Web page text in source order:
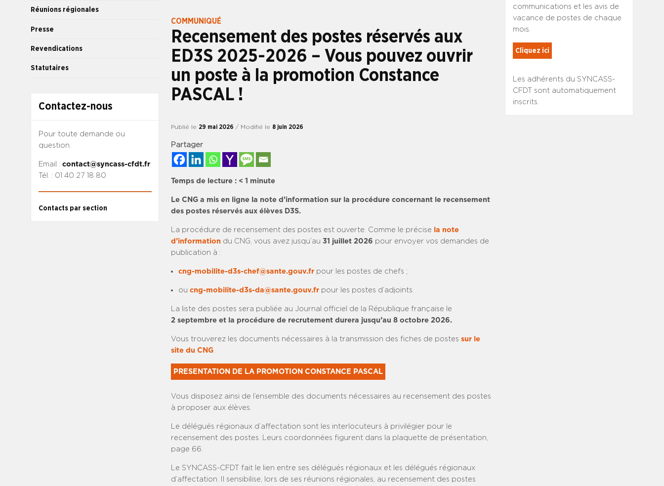
Réunions régionales
Presse
Revendications
Statutaires
Contactez-nous
Pour toute demande ou
question.
Email : contact@syncass-cfdt.fr
Tél. : 01 40 27 18 80
Contacts par section
COMMUNIQUÉ
Recensement des postes réservés aux
ED3S 2025-2026 – Vous pouvez ouvrir
un poste à la promotion Constance
PASCAL !
Publié le 29 mai 2026 / Modifié le 8 juin 2026
Partager
Temps de lecture : < 1 minute
Le CNG a mis en ligne la note d’information sur la procédure concernant le recensement
des postes réservés aux élèves D3S.
La procédure de recensement des postes est ouverte. Comme le précise la note
d’information du CNG, vous avez jusqu’au 31 juillet 2026 pour envoyer vos demandes de
publication à :
cng-mobilite-d3s-chef@sante.gouv.fr pour les postes de chefs ;
ou cng-mobilite-d3s-da@sante.gouv.fr pour les postes d’adjoints.
La liste des postes sera publiée au Journal officiel de la République française le
2 septembre et la procédure de recrutement durera jusqu’au 8 octobre 2026.
Vous trouverez les documents nécessaires à la transmission des fiches de postes sur le
site du CNG
PRESENTATION DE LA PROMOTION CONSTANCE PASCAL
Vous disposez ainsi de l’ensemble des documents nécessaires au recensement des postes
à proposer aux élèves.
Le délégués régionaux d’affectation sont les interlocuteurs à privilégier pour le
recensement des postes. Leurs coordonnées figurent dans la plaquette de présentation,
page 66.
Le SYNCASS-CFDT fait le lien entre ses délégués régionaux et les délégués régionaux
d’affectation. Il sensibilise, lors de ses réunions régionales, au recensement des postes
communications et les avis de
vacance de postes de chaque
mois.
Cliquez ici
Les adhérents du SYNCASS-
CFDT sont automatiquement
inscrits.